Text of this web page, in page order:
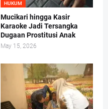
HUKUM
Mucikari hingga Kasir
Karaoke Jadi Tersangka
Dugaan Prostitusi Anak
May 15, 2026